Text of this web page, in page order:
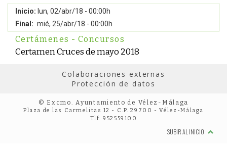
Inicio: lun, 02/abr/18 - 00:00h
Final: mié, 25/abr/18 - 00:00h
Certámenes - Concursos
Certamen Cruces de mayo 2018
Colaboraciones externas
Protección de datos
© Excmo. Ayuntamiento de Vélez-Málaga
Plaza de las Carmelitas 12 - C.P. 29700 - Vélez-Málaga
Tlf: 952559100
SUBIR AL INICIO